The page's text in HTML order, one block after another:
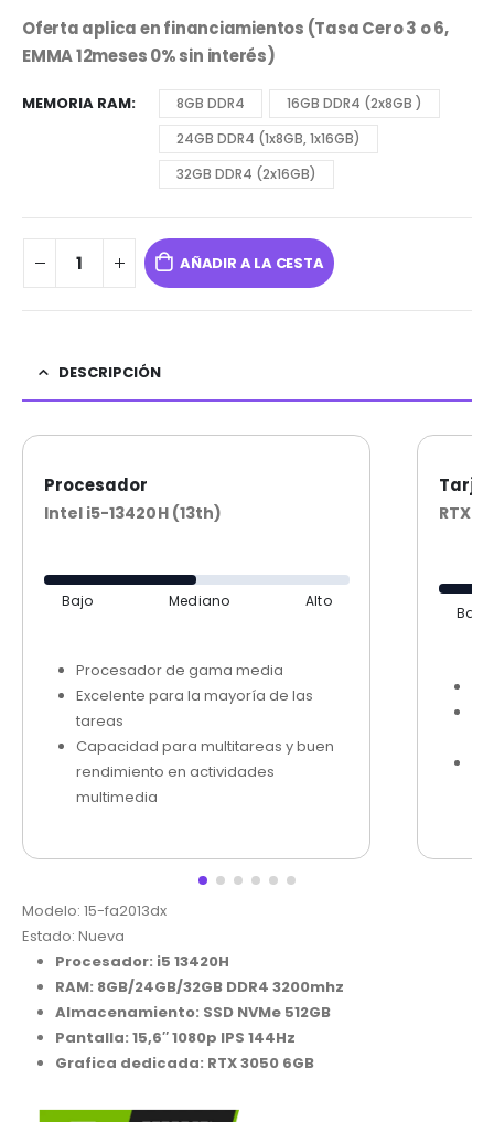
Oferta aplica en financiamientos (Tasa Cero 3 o 6,
EMMA 12meses 0% sin interés)
MEMORIA RAM 8GB DDR4
16GB DDR4 (2x8GB )
24GB DDR4 (1x8GB, 1x16GB)
32GB DDR4 (2x16GB)
AÑADIR A LA CESTA
DESCRIPCIÓN
Procesador
Intel i5-13420H (13th)
Bajo Mediano Alto
Procesador de gama media
Excelente para la mayoría de las
tareas
Capacidad para multitareas y buen
rendimiento en actividades
multimedia
RTX
Bajo
Modelo: 15-fa2013dx
Estado: Nueva
Procesador: i5 13420H
RAM: 8GB/24GB/32GB DDR4 3200mhz
Almacenamiento: SSD NVMe 512GB
Pantalla: 15,6″ 1080p IPS 144Hz
Grafica dedicada: RTX 3050 6GB